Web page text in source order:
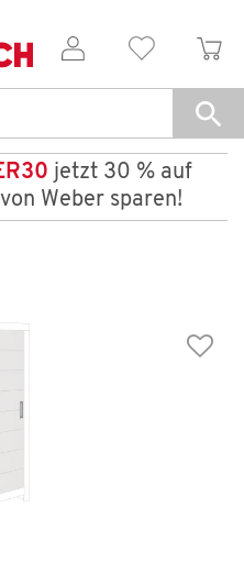
jetzt 30 % auf
Weber sparen!